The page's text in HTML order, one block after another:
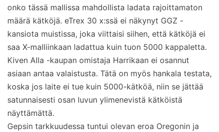
onko tässä mallissa mahdollista ladata rajoittamaton
määrä kätköjä. eTrex 30 x:ssä ei näkynyt GGZ -
kansiota muistissa, joka viittaisi siihen, että kätköjä ei
saa X-malliinkaan ladattua kuin tuon 5000 kappaletta.
Kiven Alla -kaupan omistaja Harrikaan ei osannut
asiaan antaa valaistusta. Tätä on myös hankala testata,
koska jos laite ei tue kuin 5000-kätköä, niin se jättää
satunnaisesti osan luvun ylimenevistä kätköistä
näyttämättä.
Gepsin tarkkuudessa tuntui olevan eroa Oregonin ja